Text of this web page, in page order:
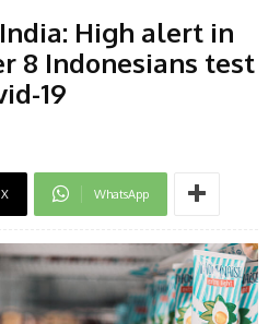
High alert in
8 Indonesians test
19
X WhatsApp